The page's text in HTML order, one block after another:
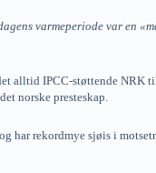
varmeperiode var en
alltid IPCC-støttende NRK
norske presteskap.
har rekordmye sjøis i